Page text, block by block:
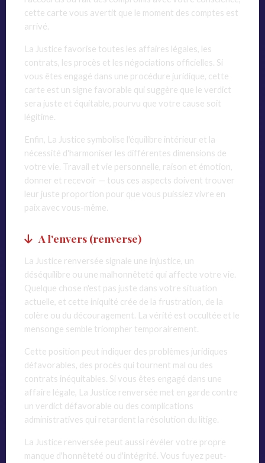
cette carte vous avertit que le moment des comptes est
arrivé.
La Justice favorise toutes les affaires légales, les
contrats, les procès et les négociations officielles. Si
vous êtes engagé dans une procédure juridique, cette
carte est un signe favorable qui suggère que le verdict
sera juste et équitable, pourvu que votre cause soit
légitime.
Enfin, La Justice symbolise l'équilibre intérieur et la
nécessité d'harmoniser les différentes dimensions de
votre vie. Travail et vie personnelle, raison et émotion,
donner et recevoir — tous ces aspects doivent trouver
leur juste proportion pour que vous puissiez vivre en
paix avec vous-même.
A l'envers (renverse)
La Justice renversée signale une injustice, un
déséquilibre ou une malhonnêteté qui affecte votre vie.
Quelque chose n'est pas juste dans votre situation
actuelle, et cette iniquité crée de la frustration, de la
colère ou du découragement. La vérité est occultée et le
mensonge semble triompher temporairement.
Cette position peut indiquer des problèmes juridiques
défavorables, des procès qui tournent mal ou des
contrats inéquitables. Si vous êtes engagé dans une
affaire légale, La Justice renversée met en garde contre
un verdict défavorable ou des complications
administratives qui retardent la résolution du litige.
La Justice renversée peut aussi révéler votre propre
manque d'honnêteté ou d'intégrité. Vous fuyez peut-